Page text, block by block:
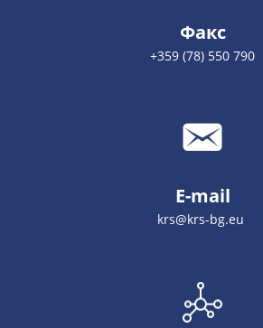
Факс
+359 (78) 550 790
E-mail
krs@krs-bg.eu